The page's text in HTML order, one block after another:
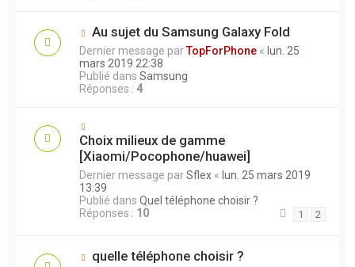
Au sujet du Samsung Galaxy Fold
Dernier message parTopForPhone « lun. 25
mars 2019 22:38
Publié dans Samsung
Réponses : 4
Choix milieux de gamme
[Xiaomi/Pocophone/huawei]
Dernier message parSflex « lun. 25 mars 2019
13:39
Publié dans Quel téléphone choisir ?
Réponses : 10 1 2
quelle téléphone choisir ?